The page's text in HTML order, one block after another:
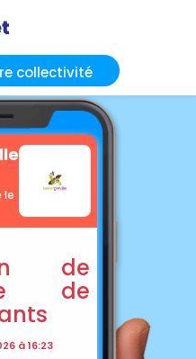
collectivité
le
de
de
à 16:23